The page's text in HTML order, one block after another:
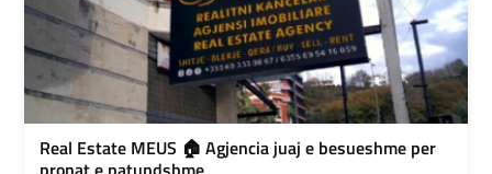
Real Estate MEUS 🏠 Agjencia juaj e besueshme per